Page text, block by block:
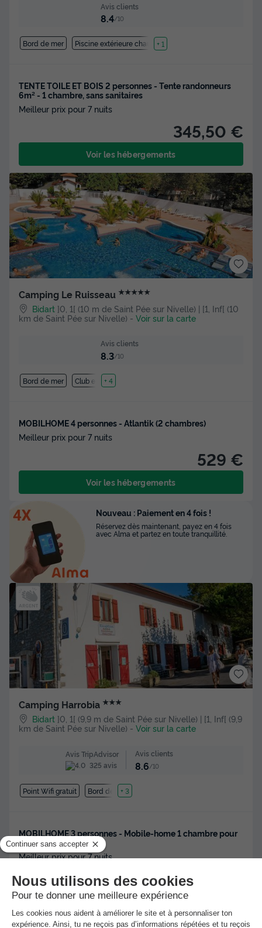
Avis clients
8.4/10
Bord de mer Piscine extérieure chauffée
+ 1
TENTE TOILE ET BOIS 2 personnes - Tente randonneurs
6m² - 1 chambre, sans sanitaires
Meilleur prix pour 7 nuits
345,50 €
Voir les hébergements
Camping Le Ruisseau ★★★★★
Bidart ]0, 1[ (10 m de Saint Pée sur Nivelle) | [1, Inf[ (10
km de Saint Pée sur Nivelle) - Voir sur la carte
Avis clients
8.3/10
Bord de mer Club enfant
+ 4
MOBILHOME 4 personnes - Atlantik (2 chambres)
Meilleur prix pour 7 nuits
529 €
Voir les hébergements
Camping Harrobia ★★★
Bidart ]0, 1[ (9,9 m de Saint Pée sur Nivelle) | [1, Inf[ (9,9
km de Saint Pée sur Nivelle) - Voir sur la carte
Avis TripAdvisor
325 avis
Avis clients
8.6 /10
Point Wifi gratuit Bord de mer
+ 3
MOBILHOME 3 personnes - Mobile-home 1 chambre pour
2/3 personnes
Meilleur prix pour 7 nuits
Voir les hébergements
Nouveau : Paiement en 4 fois !
Réservez dès maintenant, payez en 4 fois
avec Alma et partez en toute tranquillité.